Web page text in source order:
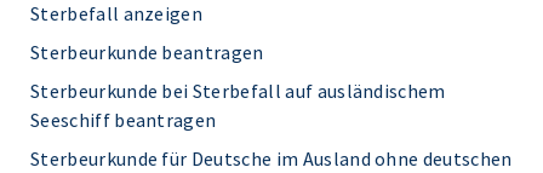
Sterbefall anzeigen
Sterbeurkunde beantragen
Sterbeurkunde bei Sterbefall auf ausländischem
Seeschiff beantragen
Sterbeurkunde für Deutsche im Ausland ohne deutschen